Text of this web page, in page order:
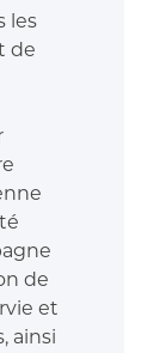
les
de
de
et
ainsi